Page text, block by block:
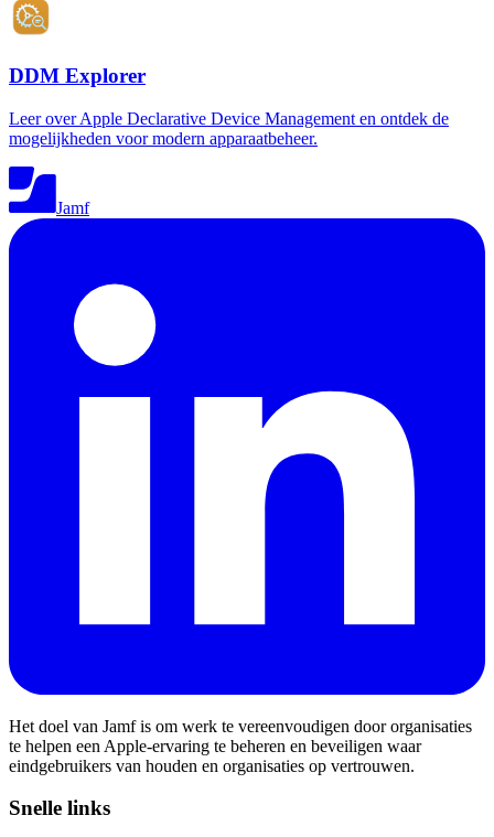
DDM Explorer
Leer over Apple Declarative Device Management en ontdek de
mogelijkheden voor modern apparaatbeheer.
Jamf
Het doel van Jamf is om werk te vereenvoudigen door organisaties
te helpen een Apple-ervaring te beheren en beveiligen waar
eindgebruikers van houden en organisaties op vertrouwen.
Snelle links